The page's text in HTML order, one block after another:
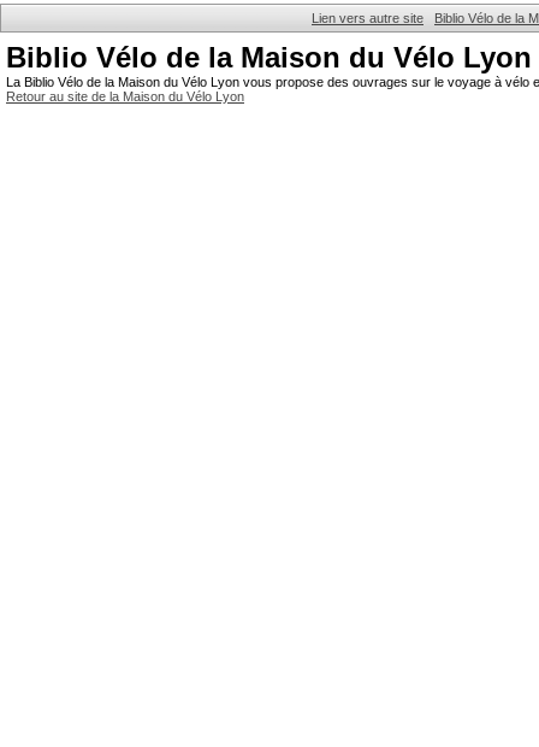
Lien vers autre site Biblio Vélo de la
Biblio Vélo de la Maison du Vélo Lyon
La Biblio Vélo de la Maison du Vélo Lyon vous propose des ouvrages sur le voyage à
Retour au site de la Maison du Vélo Lyon